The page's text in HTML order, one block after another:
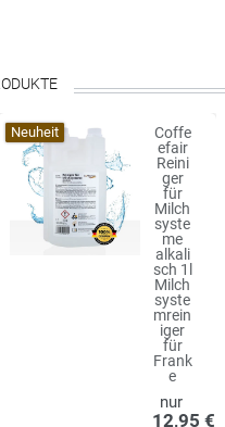
Neuheit
Coffe
efair
Reini
ger
für
Milch
syste
me
alkali
sch 1l
Milch
syste
mrein
iger
für
Frank
e
12,95 €